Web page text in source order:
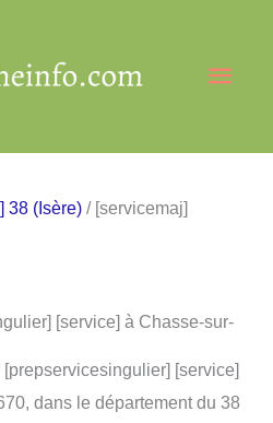
38 (Isère) / [servicemaj]
[service] à Chasse-sur-
[service]
dans le département du 38